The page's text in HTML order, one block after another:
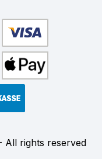
All rights reserved